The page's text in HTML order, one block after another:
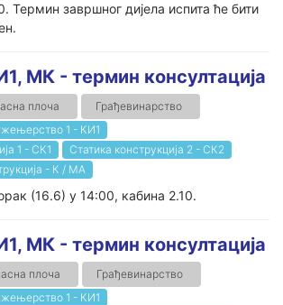
Термин завршног дијела испита ће бити
МК - термин консултација
плоча
Грађевинарство
1 - КИ1
1 - СК1
Статика конструкција 2 - СК2
- К / МА
(16.6) у 14:00, кабина 2.10.
МК - термин консултација
плоча
Грађевинарство
1 - КИ1